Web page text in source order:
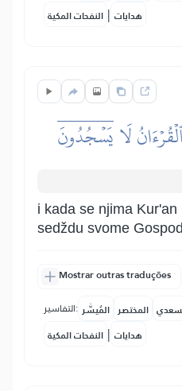
النفحات المكية | هدايات
i kada se njima
sedždu svome
Mostrar outras traduções
التفاسير: المُيسَّر المختصر
النفحات المكية | هدايات